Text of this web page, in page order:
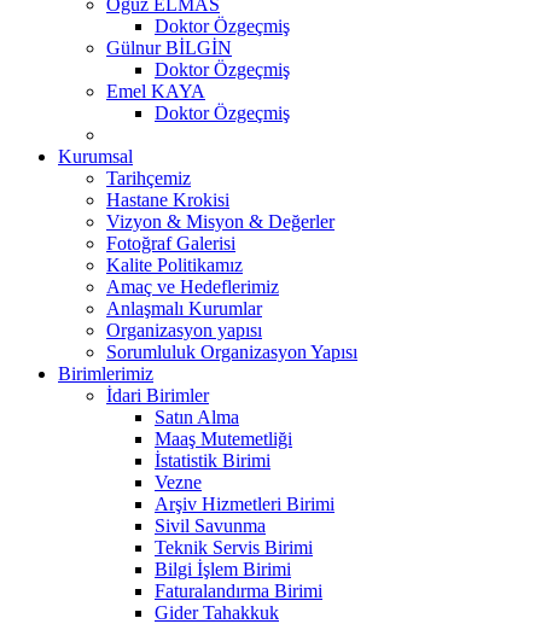
Doktor Özgeçmiş
Gülnur BİLGİN
Doktor Özgeçmiş
Emel KAYA
Doktor Özgeçmiş
Kurumsal
Tarihçemiz
Hastane Krokisi
Vizyon & Misyon & Değerler
Fotoğraf Galerisi
Kalite Politikamız
Amaç ve Hedeflerimiz
Anlaşmalı Kurumlar
Organizasyon yapısı
Sorumluluk Organizasyon Yapısı
Birimlerimiz
İdari Birimler
Satın Alma
Maaş Mutemetliği
İstatistik Birimi
Vezne
Arşiv Hizmetleri Birimi
Sivil Savunma
Teknik Servis Birimi
Bilgi İşlem Birimi
Faturalandırma Birimi
Gider Tahakkuk